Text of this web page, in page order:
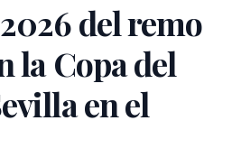
del remo
la Copa del
en el